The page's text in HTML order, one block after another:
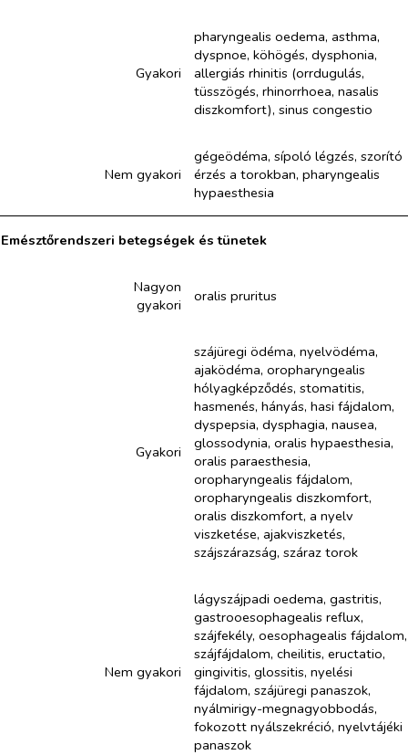
Gyakori
pharyngealis oedema, asthma,
dyspnoe, köhögés, dysphonia,
allergiás rhinitis (orrdugulás,
tüsszögés, rhinorrhoea, nasalis
diszkomfort), sinus congestio
Nem gyakori
gégeödéma, sípoló légzés, szorító
érzés a torokban, pharyngealis
hypaesthesia
Emésztőrendszeri betegségek és tünetek
Nagyon
gyakori
oralis pruritus
Gyakori
szájüregi ödéma, nyelvödéma,
ajaködéma, oropharyngealis
hólyagképződés, stomatitis,
hasmenés, hányás, hasi fájdalom,
dyspepsia, dysphagia, nausea,
glossodynia, oralis hypaesthesia,
oralis paraesthesia,
oropharyngealis fájdalom,
oropharyngealis diszkomfort,
oralis diszkomfort, a nyelv
viszketése, ajakviszketés,
szájszárazság, száraz torok
Nem gyakori
lágyszájpadi oedema, gastritis,
gastrooesophagealis reflux,
szájfekély, oesophagealis fájdalom,
szájfájdalom, cheilitis, eructatio,
gingivitis, glossitis, nyelési
fájdalom, szájüregi panaszok,
nyálmirigy-megnagyobbodás,
fokozott nyálszekréció, nyelvtájéki
panaszok